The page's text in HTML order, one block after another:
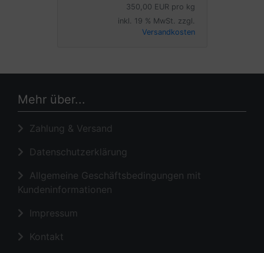
350,00 EUR pro kg
inkl. 19 % MwSt. zzgl.
Versandkosten
Mehr über...
Zahlung & Versand
Datenschutzerklärung
Allgemeine Geschäftsbedingungen mit
Kundeninformationen
Impressum
Kontakt